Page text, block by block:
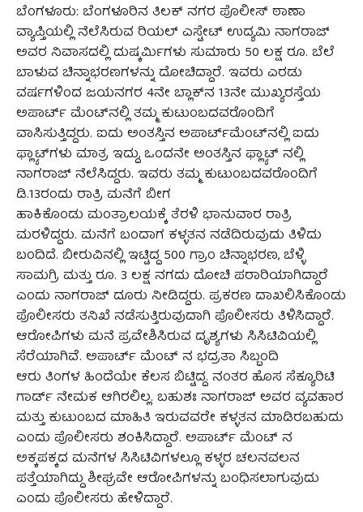
ಬೆಂಗಳೂರು: ಬೆಂಗಳೂರಿನ ತಿಲಕ್‌ ನಗರ ಪೊಲೀಸ್‌ ಠಾಣಾ
ವ್ಯಾಪ್ತಿಯಲ್ಲಿ ನೆಲೆಸಿರುವ ರಿಯಲ್‌ ಎಸ್ಟೇಟ್‌ ಉದ್ಯಮಿ ನಾಗರಾಜ್‌
ಅವರ ನಿವಾಸದಲ್ಲಿ ದುಷ್ಕರ್ಮಿಗಳು ಸುಮಾರು 50 ಲಕ್ಷ ರೂ. ಬೆಲೆ
ಬಾಳುವ ಚಿನ್ನಾಭರಣಗಳನ್ನು ದೋಚಿದ್ದಾರೆ. ಇವರು ಎರಡು
ವರ್ಷಗಳಿಂದ ಜಯನಗರ 4ನೇ ಬ್ಲಾಕ್‌ನ 13ನೇ ಮುಖ್ಯರಸ್ತೆಯ
ಅಪಾರ್ಟ್‌ ಮೆಂಟ್‌ನಲ್ಲಿ ತಮ್ಮ ಕುಟುಂಬದವರೊಂದಿಗೆ
ವಾಸಿಸುತ್ತಿದ್ದರು. ಐದು ಅಂತಸ್ತಿನ ಅಪಾರ್ಟ್‌ಮೆಂಟ್‌ನಲ್ಲಿ ಐದು
ಫ್ಲ್ಯಾಟ್‌ಗಳು ಮಾತ್ರ ಇದ್ದು, ಒಂದನೇ ಅಂತಸ್ತಿನ ಫ್ಲ್ಯಾಟ್ ನಲ್ಲಿ
ನಾಗರಾಜ್‌ ನೆಲೆಸಿದ್ದರು. ಇವರು ತಮ್ಮ ಕುಟುಂಬದವರೊಂದಿಗೆ
ಡಿ.13ರಂದು ರಾತ್ರಿ ಮನೆಗೆ ಬೀಗ
ಹಾಕಿಕೊಂಡು ಮಂತ್ರಾಲಯಕ್ಕೆ ತೆರಳಿ ಭಾನುವಾರ ರಾತ್ರಿ
ಮರಳಿದ್ದರು. ಮನೆಗೆ ಬಂದಾಗ ಕಳ್ಳತನ ನಡೆದಿರುವುದು ತಿಳಿದು
ಬಂದಿದೆ. ಬೀರುವಿನಲ್ಲಿ ಇಟ್ಟಿದ್ದ 500 ಗ್ರಾಂ ಚಿನ್ನಾಭರಣ, ಬೆಳ್ಳಿ
ಸಾಮಗ್ರಿ ಮತ್ತು ರೂ. 3 ಲಕ್ಷ ನಗದು ದೋಚಿ ಪರಾರಿಯಾಗಿದ್ದಾರೆ
ಎಂದು ನಾಗರಾಜ್‌ ದೂರು ನೀಡಿದ್ದರು. ಪ್ರಕರಣ ದಾಖಲಿಸಿಕೊಂಡು
ಪೊಲೀಸರು ತನಿಖೆ ನಡೆಸುತ್ತಿರುವುದಾಗಿ ಪೊಲೀಸರು ತಿಳಿಸಿದ್ದಾರೆ.
ಆರೋಪಿಗಳು ಮನೆ ಪ್ರವೇಶಿಸಿರುವ ದೃಶ್ಯಗಳು ಸಿಸಿಟಿವಿಯಲ್ಲಿ
ಸೆರೆಯಾಗಿವೆ. ಅಪಾರ್ಟ್‌ ಮೆಂಟ್ ನ ಭದ್ರತಾ ಸಿಬ್ಬಂದಿ
ಆರು ತಿಂಗಳ ಹಿಂದೆಯೇ ಕೆಲಸ ಬಿಟ್ಟಿದ್ದ. ನಂತರ ಹೊಸ ಸೆಕ್ಯೂರಿಟಿ
ಗಾರ್ಡ್‌ ನೇಮಕ ಆಗಿರಲಿಲ್ಲ. ಬಹುಶಃ ನಾಗರಾಜ್‌ ಅವರ ವ್ಯವಹಾರ
ಮತ್ತು ಕುಟುಂಬದ ಮಾಹಿತಿ ಇರುವವರೇ ಕಳ್ಳತನ ಮಾಡಿರಬಹುದು
ಎಂದು ಪೊಲೀಸರು ಶಂಕಿಸಿದ್ದಾರೆ. ಅಪಾರ್ಟ್‌ ಮೆಂಟ್ ನ
ಅಕ್ಕಪಕ್ಕದ ಮನೆಗಳ ಸಿಸಿಟಿವಿಗಳಲ್ಲೂ ಕಳ್ಳರ ಚಲನವಲನ
ಪತ್ತೆಯಾಗಿದ್ದು ಶೀಘ್ರವೇ ಆರೋಪಿಗಳನ್ನು ಬಂಧಿಸಲಾಗುವುದು
ಎಂದು ಪೊಲೀಸರು ಹೇಳಿದ್ದಾರೆ.